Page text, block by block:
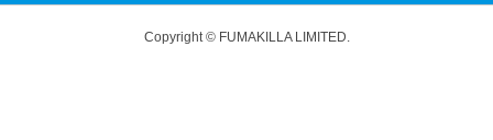
Copyright © FUMAKILLA LIMITED.